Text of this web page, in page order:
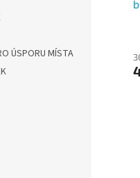
ÚSPORU MÍSTA
Kč bez DPH
Kč